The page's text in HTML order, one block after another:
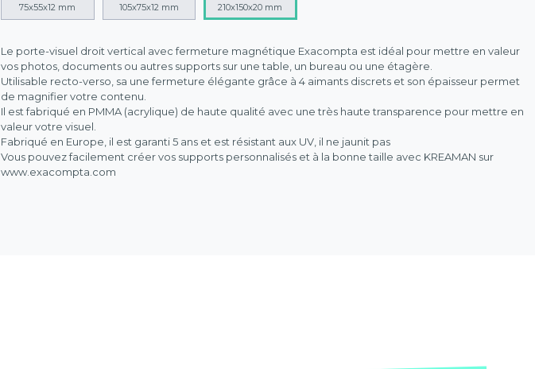
75x55x12 mm 105x75x12 mm 210x150x20 mm
Le porte-visuel droit vertical avec fermeture magnétique Exacompta est idéal pour mettre en valeur
vos photos, documents ou autres supports sur une table, un bureau ou une étagère.
Utilisable recto-verso, sa une fermeture élégante grâce à 4 aimants discrets et son épaisseur permet
de magnifier votre contenu.
Il est fabriqué en PMMA (acrylique) de haute qualité avec une très haute transparence pour mettre en
valeur votre visuel.
Fabriqué en Europe, il est garanti 5 ans et est résistant aux UV, il ne jaunit pas
Vous pouvez facilement créer vos supports personnalisés et à la bonne taille avec KREAMAN sur
www.exacompta.com